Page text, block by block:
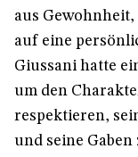
aus
auf eine
Giussani hatte
um den
respektieren,
und seine